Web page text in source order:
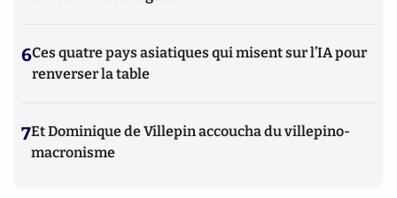
6Ces quatre pays asiatiques qui misent sur l’IA pour
renverser la table
7Et Dominique de Villepin accoucha du villepino-
macronisme